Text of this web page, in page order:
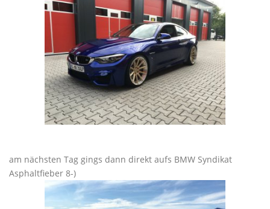
am nächsten Tag gings dann direkt aufs BMW Syndikat
Asphaltfieber 8-)